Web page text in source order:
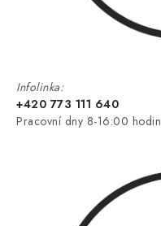
Infolinka:
+420 773 111 640
Pracovní dny 8-16:00 hodin